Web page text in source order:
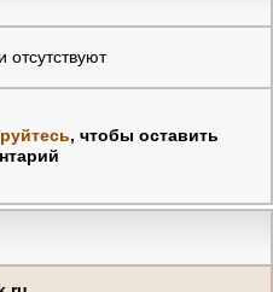
отсутствуют
, чтобы оставить